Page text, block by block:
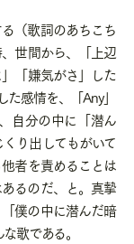
（歌詞のあちこち
世間から、「上辺
「嫌気がさ」した
感情を、「Any」
自分の中に「潜ん
り出してもがいて
者を責めることは
るのだ、と。真摯
僕の中に潜んだ暗
歌である。